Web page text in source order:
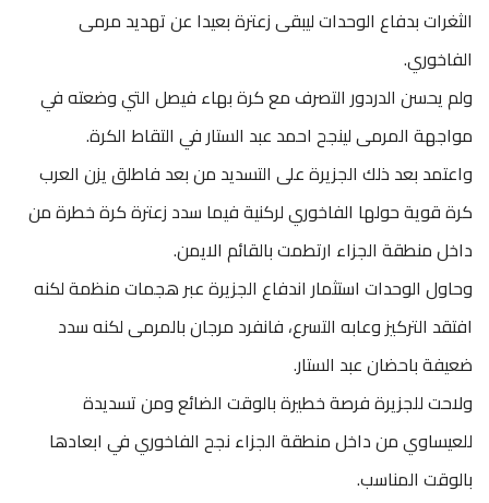
الثغرات بدفاع الوحدات ليبقى زعترة بعيدا عن تهديد مرمى
الفاخوري.
ولم يحسن الدردور التصرف مع كرة بهاء فيصل التي وضعته في
مواجهة المرمى لينجح احمد عبد الستار في التقاط الكرة.
واعتمد بعد ذلك الجزيرة على التسديد من بعد فاطلق يزن العرب
كرة قوية حولها الفاخوري لركنية فيما سدد زعترة كرة خطرة من
داخل منطقة الجزاء ارتطمت بالقائم الايمن.
وحاول الوحدات استثمار اندفاع الجزيرة عبر هجمات منظمة لكنه
افتقد التركيز وعابه التسرع، فانفرد مرجان بالمرمى لكنه سدد
ضعيفة باحضان عبد الستار.
ولاحت للجزيرة فرصة خطيرة بالوقت الضائع ومن تسديدة
للعيساوي من داخل منطقة الجزاء نجح الفاخوري في ابعادها
بالوقت المناسب.